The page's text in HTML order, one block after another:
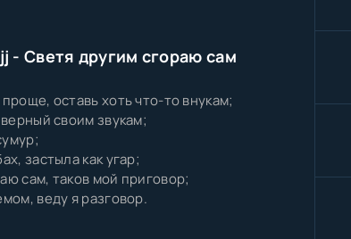
- Светя другим сгораю сам
оставь хоть что-то внукам;
своим звукам;
застыла как угар;
сам, таков мой приговор;
веду я разговор.